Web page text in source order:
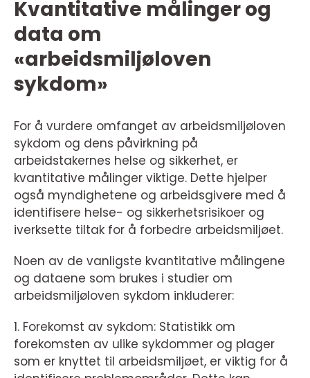
Kvantitative målinger og
data om
«arbeidsmiljøloven
sykdom»
For å vurdere omfanget av arbeidsmiljøloven
sykdom og dens påvirkning på
arbeidstakernes helse og sikkerhet, er
kvantitative målinger viktige. Dette hjelper
også myndighetene og arbeidsgivere med å
identifisere helse- og sikkerhetsrisikoer og
iverksette tiltak for å forbedre arbeidsmiljøet.
Noen av de vanligste kvantitative målingene
og dataene som brukes i studier om
arbeidsmiljøloven sykdom inkluderer:
1. Forekomst av sykdom: Statistikk om
forekomsten av ulike sykdommer og plager
som er knyttet til arbeidsmiljøet, er viktig for å